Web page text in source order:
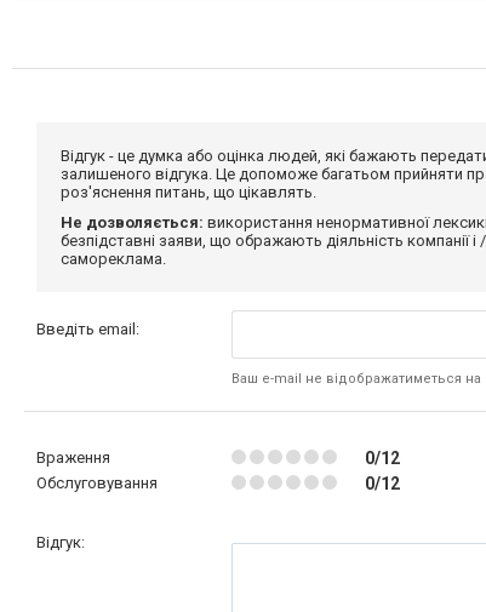
Відгук - це думка або оцінка людей, які бажають
залишеного відгука. Це допоможе багатьом прийняти
роз'яснення питань, що цікавлять.
Не дозволяється: використання ненормативної
безпідставні заяви, що ображають діяльність компанії
самореклама.
Введіть email:
Ваш e-mail не відображатиметься на
Враження 0/12
Обслуговування 0/12
Відгук: